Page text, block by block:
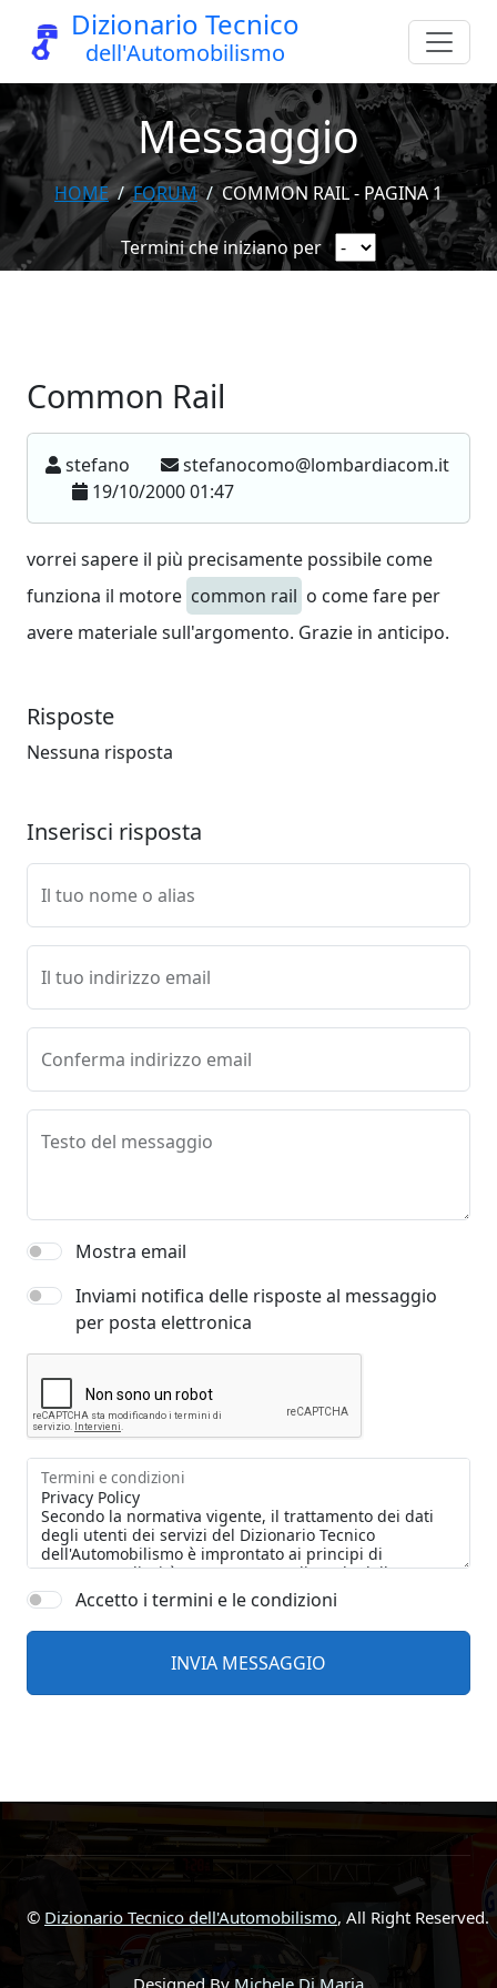
Dizionario Tecnico
dell'Automobilismo
Messaggio
HOME FORUM COMMON RAIL - PAGINA 1
Termini che iniziano per
Common Rail
stefano
stefanocomo@lombardiacom.it
19/10/2000 01:47
vorrei sapere il più precisamente possibile come
funziona il motore common rail o come fare per
avere materiale sull'argomento. Grazie in anticipo.
Risposte
Nessuna risposta
Inserisci risposta
Il tuo nome o alias
Il tuo indirizzo email
Conferma indirizzo email
Testo del messaggio
Mostra email
Inviami notifica delle risposte al messaggio
per posta elettronica
Termini e condizioni
Accetto i termini e le condizioni
© Dizionario Tecnico dell'Automobilismo, All Right Reserved.
Designed By Michele Di Maria